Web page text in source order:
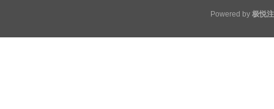
Powered by 极悦